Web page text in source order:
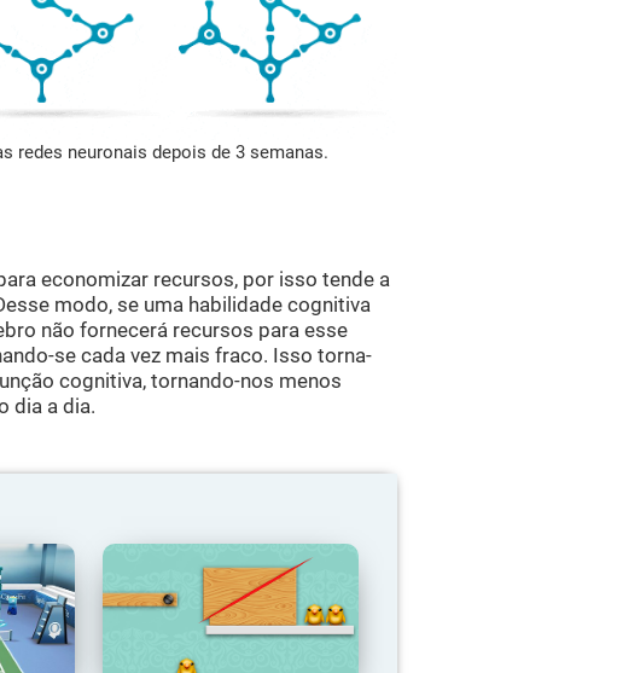
redes neuronais depois de 3 semanas.
economizar recursos, por isso tende a
modo, se uma habilidade cognitiva
não fornecerá recursos para esse
se cada vez mais fraco. Isso torna-
cognitiva, tornando-nos menos
dia a dia.